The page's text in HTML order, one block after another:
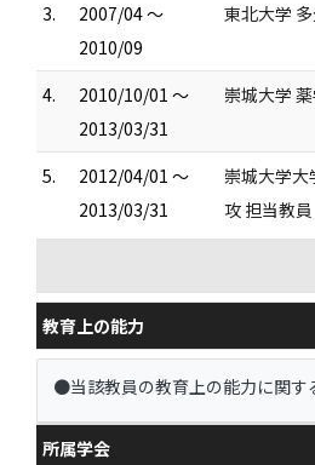
3.
2007/04 ～
2010/09
東北大学
4.
2010/10/01 ～
2013/03/31
崇城大学
5.
2012/04/01 ～
2013/03/31
崇城大学大
攻 担当教員
教育上の能力
●当該教員の教育上の能力に関す
所属学会